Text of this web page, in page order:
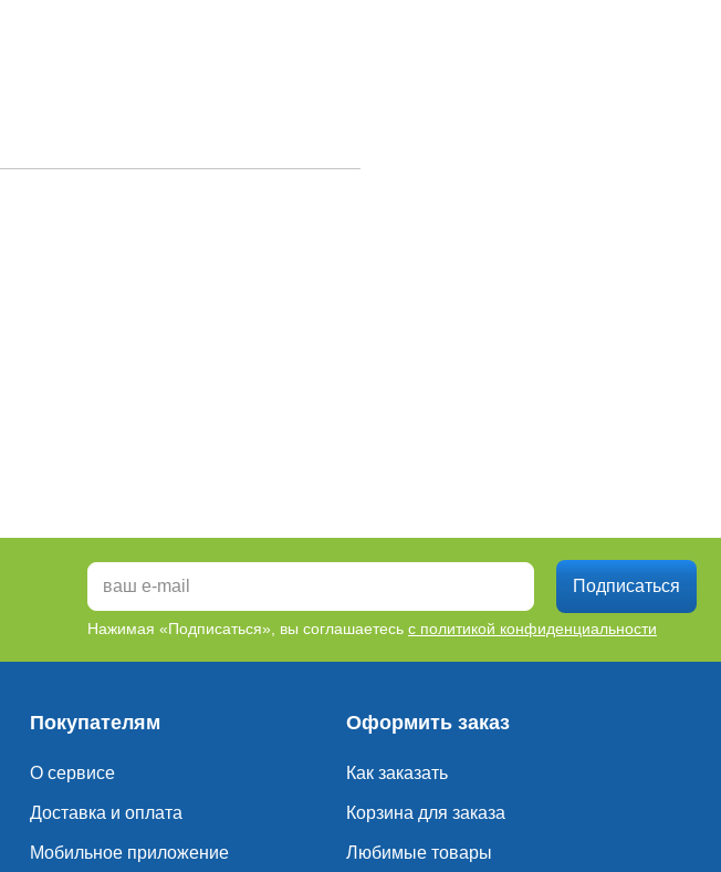
Подписаться
Нажимая «Подписаться», вы соглашаетесь с политикой конфиденциальности
Покупателям
О сервисе
Доставка и оплата
Мобильное приложение
Оформить заказ
Как заказать
Корзина для заказа
Любимые товары